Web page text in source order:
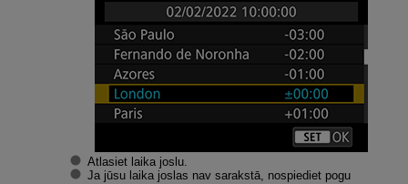
Atlasiet laika joslu.
Ja jūsu laika joslas nav sarakstā, nospiediet pogu